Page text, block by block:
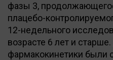
фазы 3,
плацебо-
12-недельного
возрасте 6 лет и
фармакокинетики были